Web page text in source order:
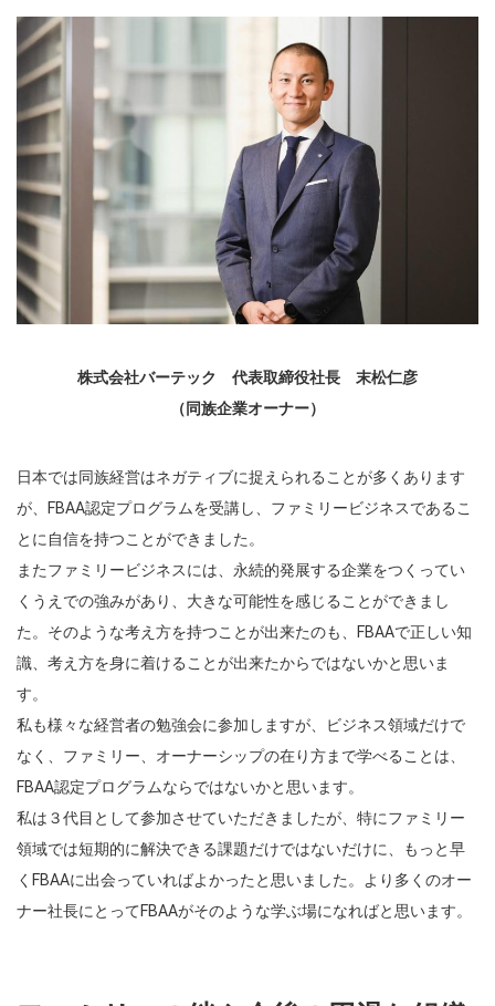
株式会社バーテック 代表取締役社長 末松仁彦
（同族企業オーナー）
日本では同族経営はネガティブに捉えられることが多くあります
が、FBAA認定プログラムを受講し、ファミリービジネスであるこ
とに自信を持つことができました。
またファミリービジネスには、永続的発展する企業をつくってい
くうえでの強みがあり、大きな可能性を感じることができまし
た。そのような考え方を持つことが出来たのも、FBAAで正しい知
識、考え方を身に着けることが出来たからではないかと思いま
す。
私も様々な経営者の勉強会に参加しますが、ビジネス領域だけで
なく、ファミリー、オーナーシップの在り方まで学べることは、
FBAA認定プログラムならではないかと思います。
私は３代目として参加させていただきましたが、特にファミリー
領域では短期的に解決できる課題だけではないだけに、もっと早
くFBAAに出会っていればよかったと思いました。より多くのオー
ナー社長にとってFBAAがそのような学ぶ場になればと思います。